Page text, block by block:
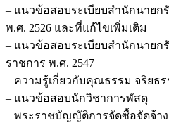
– แนวข้อสอบระเบียบสำนักนาย
พ.ศ. 2526 และที่แก้ไขเพิ่มเติม
– แนวข้อสอบระเบียบสำนักนาย
ราชการ พ.ศ. 2547
– ความรู้เกี่ยวกับคุณธรรม จริยธร
– แนวข้อสอบนักวิชาการพัสดุ
– พระราชบัญญัติการจัดซื้อจัดจ้า